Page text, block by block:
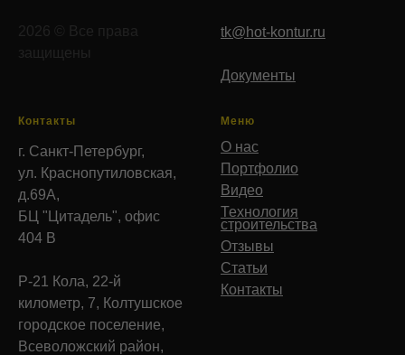
2026 © Все права
защищены
tk@hot-kontur.ru
Документы
Контакты
г. Санкт-Петербург,
ул. Краснопутиловская,
д.69А,
БЦ "Цитадель", офис
404 В
Р-21 Кола, 22-й
километр, 7, Колтушское
городское поселение,
Всеволожский район,
Меню
О нас
Портфолио
Видео
Технология
строительства
Отзывы
Статьи
Контакты